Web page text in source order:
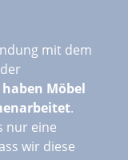
mit dem
Möbel
.
nur eine
wir diese